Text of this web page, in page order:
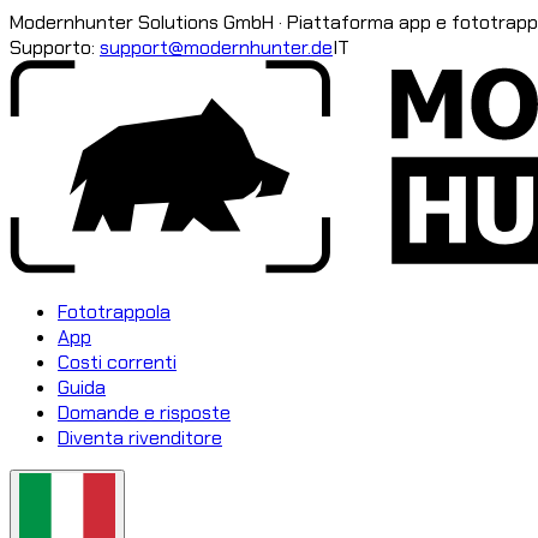
Modernhunter Solutions GmbH · Piattaforma app e
Supporto: support@modernhunter.deIT
Fototrappola
App
Costi correnti
Guida
Domande e risposte
Diventa rivenditore